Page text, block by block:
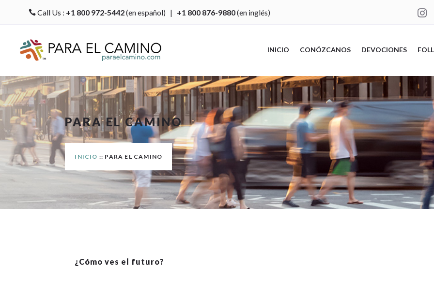
Call Us : +1 800 972-5442(en español) | +1 800 876-9880(en inglés) 
INICIO CONÓZCANOS DEVOCIONES
PARA EL CAMINO
INICIO :: PARA EL CAMINO
¿Cómo ves el futuro?